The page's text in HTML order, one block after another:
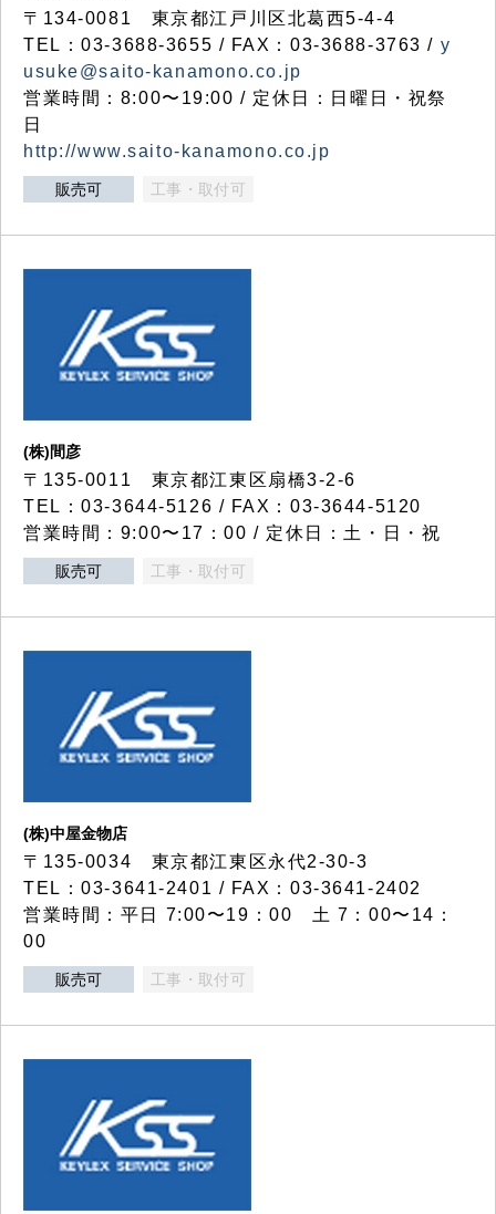
〒134-0081 東京都江戸川区北葛西5-4-4
TEL：03-3688-3655 / FAX：03-3688-3763 / y
usuke@saito-kanamono.co.jp
営業時間：8:00〜19:00 / 定休日：日曜日・祝祭
日
http://www.saito-kanamono.co.jp
販売可 工事・取付可
(株)間彦
〒135-0011 東京都江東区扇橋3-2-6
TEL：03-3644-5126 / FAX：03-3644-5120
営業時間：9:00〜17：00 / 定休日：土・日・祝
販売可 工事・取付可
(株)中屋金物店
〒135-0034 東京都江東区永代2-30-3
TEL：03-3641-2401 / FAX：03-3641-2402
営業時間：平日 7:00〜19：00 土 7：00〜14：
00
販売可 工事・取付可